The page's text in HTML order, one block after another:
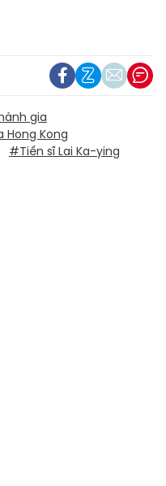
gia
Kong
#Tiến sĩ Lai Ka-ying